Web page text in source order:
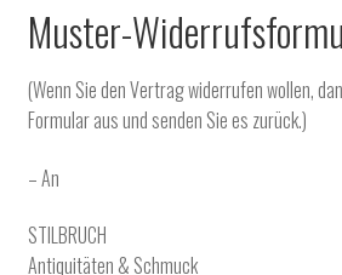
Muster-
(Wenn Sie den Vertrag widerrufen wollen,
Formular aus und senden Sie es zurück.)
– An
STILBRUCH
Antiquitäten & Schmuck